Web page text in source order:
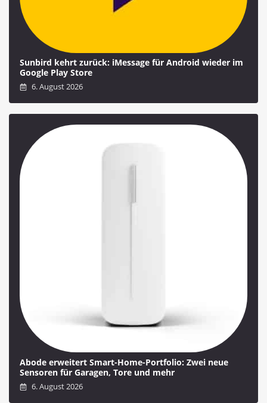
Sunbird kehrt zurück: iMessage für Android wieder im
Google Play Store
6. August 2026
Abode erweitert Smart-Home-Portfolio: Zwei neue
Sensoren für Garagen, Tore und mehr
6. August 2026